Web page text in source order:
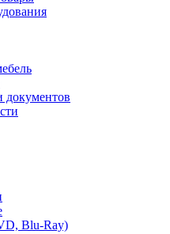
документов
Blu-Ray)